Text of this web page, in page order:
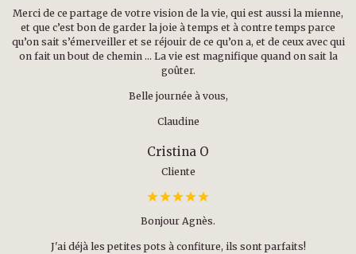
Merci de ce partage de votre vision de la vie, qui est aussi la mienne,
et que c’est bon de garder la joie à temps et à contre temps parce
qu’on sait s’émerveiller et se réjouir de ce qu’on a, et de ceux avec qui
on fait un bout de chemin … La vie est magnifique quand on sait la
goûter.
Belle journée à vous,
Claudine
Cristina O
Cliente
Bonjour Agnès.
J'ai déjà les petites pots à confiture, ils sont parfaits!